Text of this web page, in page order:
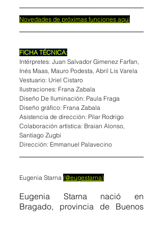
Novedades de próximas funciones aquí
FICHA TÉCNICA:
Intérpretes: Juan Salvador Gimenez Farfan,
Inés Maas, Mauro Podesta, Abril Lis Varela
Vestuario: Uriel Cistaro
Ilustraciones: Frana Zabala
Diseño De Iluminación: Paula Fraga
Diseño gráfico: Frana Zabala
Asistencia de dirección: Pilar Rodrigo
Colaboración artística: Braian Alonso,
Santiago Zugbi
Dirección: Emmanuel Palavecino
Eugenia Starna (@eugestarna)
Eugenia Starna nació en
Bragado, provincia de Buenos